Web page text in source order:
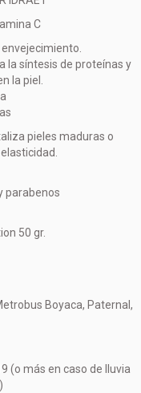
C
la síntesis de proteínas y
la piel.
pieles maduras o
parabenos
50 gr.
Boyaca, Paternal,
(o más en caso de lluvia